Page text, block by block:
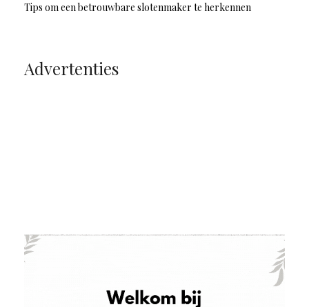
Tips om een betrouwbare slotenmaker te herkennen
Advertenties